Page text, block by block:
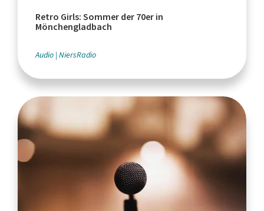
Retro Girls: Sommer der 70er in
Mönchengladbach
Audio NiersRadio